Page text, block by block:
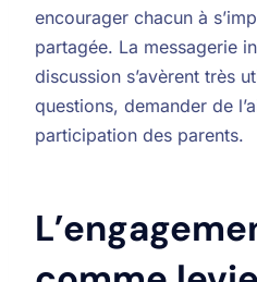
encourager chacun à
partagée. La messagerie
discussion s’avèrent très
questions, demander de
participation des parents.